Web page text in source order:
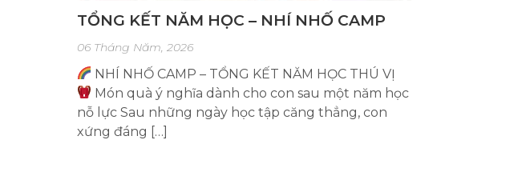
TỔNG KẾT NĂM HỌC – NHÍ NHỐ CAMP
06 Tháng Năm, 2026
NHÍ NHỐ CAMP – TỔNG KẾT NĂM HỌC THÚ VỊ
Món quà ý nghĩa dành cho con sau một năm học
nỗ lực Sau những ngày học tập căng thẳng, con
xứng đáng […]